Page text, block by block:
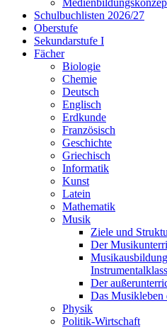
Schulbuchlisten 2026/27
Oberstufe
Sekundarstufe I
Fächer
Biologie
Chemie
Deutsch
Englisch
Erdkunde
Französisch
Geschichte
Griechisch
Informatik
Kunst
Latein
Mathematik
Musik
Ziele und
Der
Der
Das Musikleben
Physik
Politik-Wirtschaft